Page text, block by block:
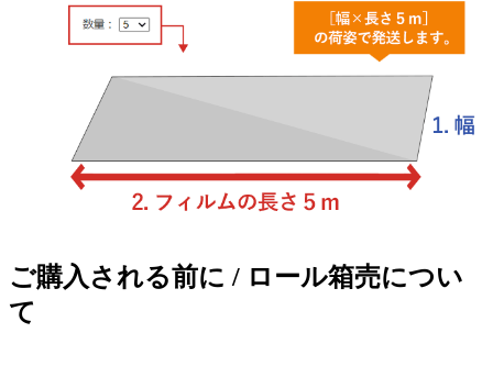
ご購入される前に / ロール箱売につい
て